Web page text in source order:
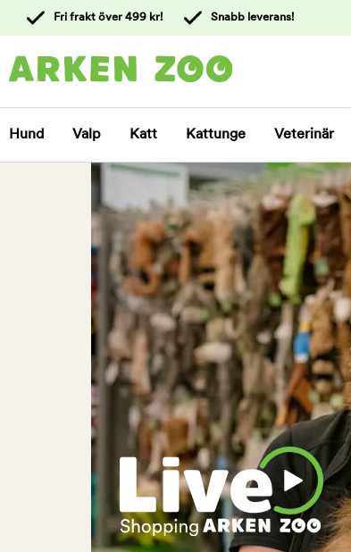
kundtjänst
Fri frakt över 499 kr! Snabb leverans!
Hund Valp Katt Kattunge Veterinär